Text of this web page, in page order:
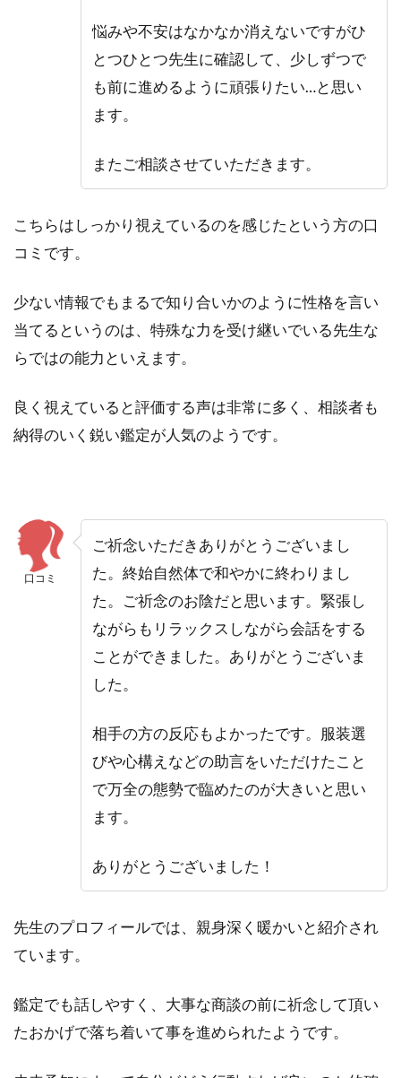
悩みや不安はなかなか消えないですがひ
とつひとつ先生に確認して、少しずつで
も前に進めるように頑張りたい…と思い
ます。
またご相談させていただきます。
こちらはしっかり視えているのを感じたという方の口
コミです。
少ない情報でもまるで知り合いかのように性格を言い
当てるというのは、特殊な力を受け継いでいる先生な
らではの能力といえます。
良く視えていると評価する声は非常に多く、相談者も
納得のいく鋭い鑑定が人気のようです。
口コミ
ご祈念いただきありがとうございまし
た。 終始自然体で和やかに終わりまし
た。 ご祈念のお陰だと思います。緊張し
ながらもリラックスしながら会話をする
ことができました。ありがとうございま
した。
相手の方の反応もよかったです。服装選
びや心構えなどの助言をいただけたこと
で万全の態勢で臨めたのが大きいと思い
ます。
ありがとうございました！
先生のプロフィールでは、親身深く暖かいと紹介され
ています。
鑑定でも話しやすく、大事な商談の前に祈念して頂い
たおかげで落ち着いて事を進められたようです。